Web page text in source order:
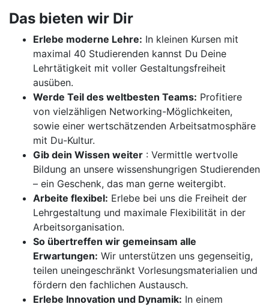
Das bieten wir Dir
Erlebe moderne Lehre: In kleinen Kursen mit
maximal 40 Studierenden kannst Du Deine
Lehrtätigkeit mit voller Gestaltungsfreiheit
ausüben.
Werde Teil des weltbesten Teams: Profitiere
von vielzähligen Networking-Möglichkeiten,
sowie einer wertschätzenden Arbeitsatmosphäre
mit Du-Kultur.
Gib dein Wissen weiter : Vermittle wertvolle
Bildung an unsere wissenshungrigen Studierenden
– ein Geschenk, das man gerne weitergibt.
Arbeite flexibel: Erlebe bei uns die Freiheit der
Lehrgestaltung und maximale Flexibilität in der
Arbeitsorganisation.
So übertreffen wir gemeinsam alle
Erwartungen: Wir unterstützen uns gegenseitig,
teilen uneingeschränkt Vorlesungsmaterialien und
fördern den fachlichen Austausch.
Erlebe Innovation und Dynamik: In einem